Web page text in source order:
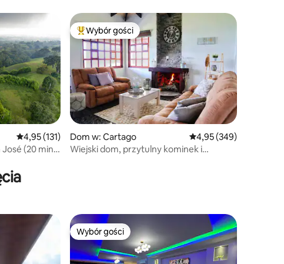
Średnia ocena: 4,95 na 5, liczba recenzji: 131
4,95 (131)
(20 min)-
Najpopularniejsze z kategorii Wybór gości
Wybór gości
Dom w: Cartago Średnia ocena: 4,95
4,95 (349)
Wiejski dom, przytulny kominek i
Wybór gości Wybór gości
Wybór gości